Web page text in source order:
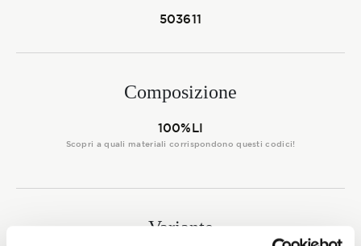
503611
Composizione
100%LI
Scopri a quali materiali corrispondono questi codici!
Variante